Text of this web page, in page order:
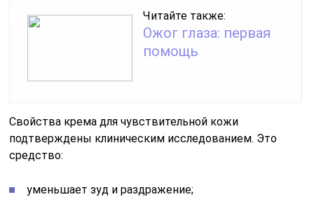
Читайте также:
Ожог глаза: первая
помощь
Свойства крема для чувствительной кожи
подтверждены клиническим исследованием. Это
средство:
уменьшает зуд и раздражение;